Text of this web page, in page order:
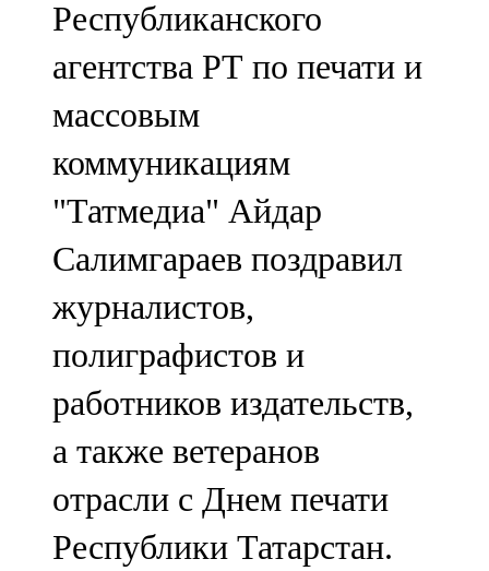
102,1 FM
Мамадыш
106,2 FM
Минзәлә
107,3 FM
Мөслим
100,0 FM
Нурлат
104,7 FM
Олы Әтнә
71,42 FM
Сарман
Республиканского
агентства РТ по печати и
массовым
коммуникациям
"Татмедиа" Айдар
Салимгараев поздравил
журналистов,
полиграфистов и
работников издательств,
а также ветеранов
отрасли с Днем печати
Республики Татарстан.